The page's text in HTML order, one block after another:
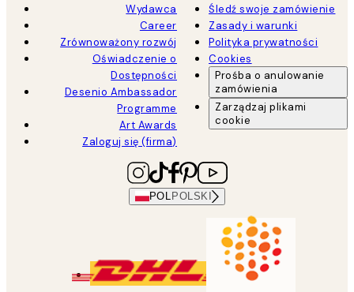
Wydawca
Career
Zrównoważony rozwój
Oświadczenie o
Dostępności
Desenio Ambassador
Programme
Art Awards
Zaloguj się (firma)
Śledź swoje zamówienie
Zasady i warunki
Polityka prywatności
Cookies
Prośba o anulowanie
zamówienia
Zarządzaj plikami
cookie
POL POLSKI